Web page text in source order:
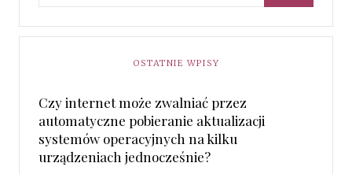
OSTATNIE WPISY
Czy internet może zwalniać przez
automatyczne pobieranie aktualizacji
systemów operacyjnych na kilku
urządzeniach jednocześnie?